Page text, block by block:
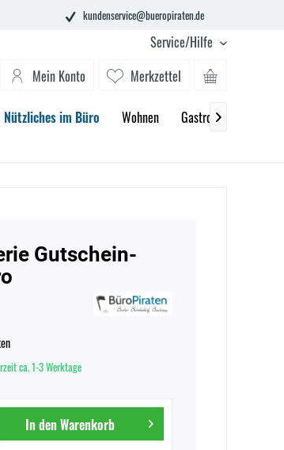
kundenservice@bueropiraten.de
Service/Hilfe
Merkzettel
Mein Konto
Nützliches im Büro Wohnen Gastronomie

Gutschein-
ca. 1-3 Werktage
In denWarenkorb